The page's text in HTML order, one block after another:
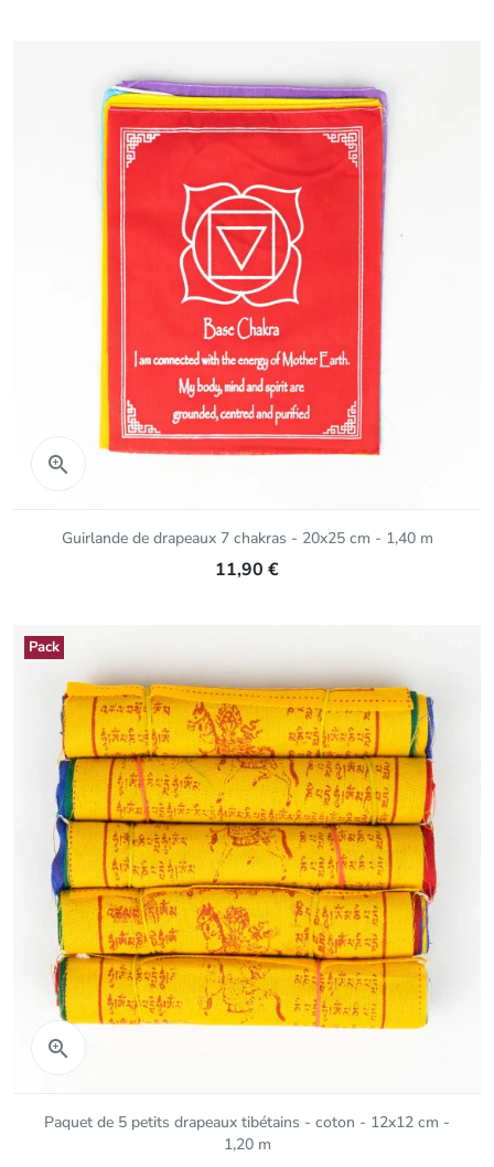
 Aperçu rapide
Guirlande de drapeaux 7 chakras - 20x25 cm - 1,40 m
11,90 €

Paquet de 5 petits drapeaux tibétains - coton - 12x12 cm -
1,20 m
Pack